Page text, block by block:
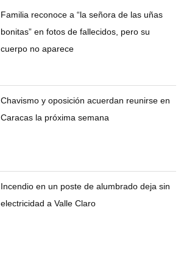
Familia reconoce a “la señora de las uñas
bonitas” en fotos de fallecidos, pero su
cuerpo no aparece
Chavismo y oposición acuerdan reunirse en
Caracas la próxima semana
Incendio en un poste de alumbrado deja sin
electricidad a Valle Claro